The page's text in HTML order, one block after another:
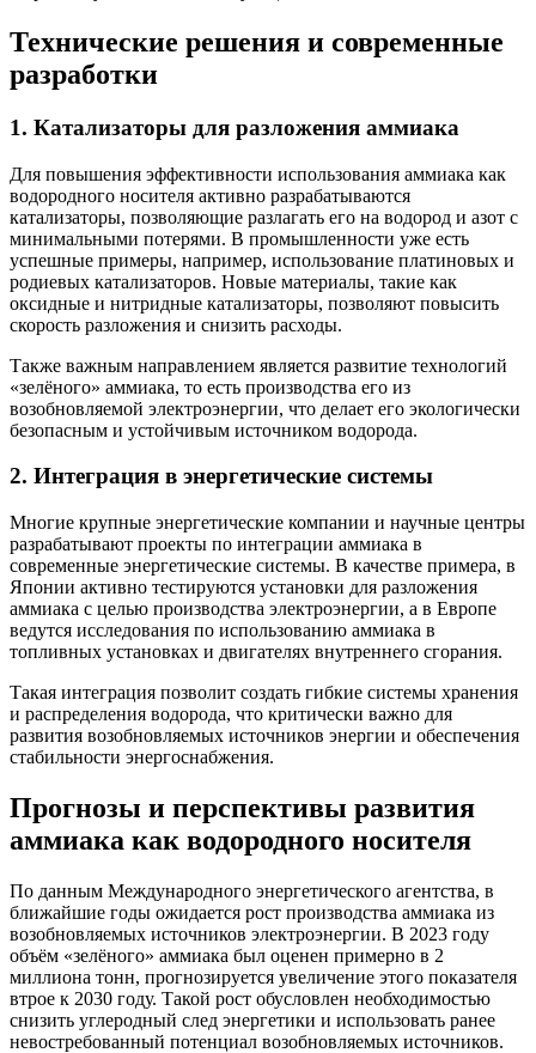
Технические решения и современные
разработки
1. Катализаторы для разложения аммиака
Для повышения эффективности использования аммиака как
водородного носителя активно разрабатываются
катализаторы, позволяющие разлагать его на водород и азот с
минимальными потерями. В промышленности уже есть
успешные примеры, например, использование платиновых и
родиевых катализаторов. Новые материалы, такие как
оксидные и нитридные катализаторы, позволяют повысить
скорость разложения и снизить расходы.
Также важным направлением является развитие технологий
«зелёного» аммиака, то есть производства его из
возобновляемой электроэнергии, что делает его экологически
безопасным и устойчивым источником водорода.
2. Интеграция в энергетические системы
Многие крупные энергетические компании и научные центры
разрабатывают проекты по интеграции аммиака в
современные энергетические системы. В качестве примера, в
Японии активно тестируются установки для разложения
аммиака с целью производства электроэнергии, а в Европе
ведутся исследования по использованию аммиака в
топливных установках и двигателях внутреннего сгорания.
Такая интеграция позволит создать гибкие системы хранения
и распределения водорода, что критически важно для
развития возобновляемых источников энергии и обеспечения
стабильности энергоснабжения.
Прогнозы и перспективы развития
аммиака как водородного носителя
По данным Международного энергетического агентства, в
ближайшие годы ожидается рост производства аммиака из
возобновляемых источников электроэнергии. В 2023 году
объём «зелёного» аммиака был оценен примерно в 2
миллиона тонн, прогнозируется увеличение этого показателя
втрое к 2030 году. Такой рост обусловлен необходимостью
снизить углеродный след энергетики и использовать ранее
невостребованный потенциал возобновляемых источников.